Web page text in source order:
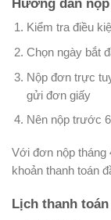
Hướng dẫn
Kiểm tra điều
Chọn ngày bắt
Nộp đơn trực
gửi đơn giấy
Nên nộp trước
Với đơn nộp tháng
khoản thanh toán
Lịch thanh toán